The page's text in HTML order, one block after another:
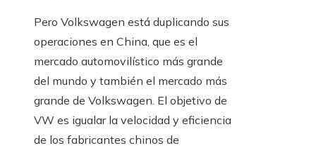
Pero Volkswagen está duplicando sus
operaciones en China, que es el
mercado automovilístico más grande
del mundo y también el mercado más
grande de Volkswagen. El objetivo de
VW es igualar la velocidad y eficiencia
de los fabricantes chinos de